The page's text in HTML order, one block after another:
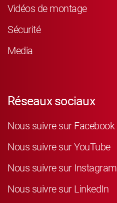
Vidéos de montage
Sécurité
Media
Réseaux sociaux
Nous suivre sur Facebook
Nous suivre sur YouTube
Nous suivre sur Instagram
Nous suivre sur LinkedIn